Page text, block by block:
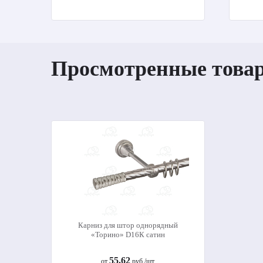
Просмотренные
Карниз для штор однорядный
«Торино» D16К сатин
55.62